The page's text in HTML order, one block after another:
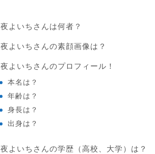
夜よいちさんは何者？
夜よいちさんの素顔画像は？
夜よいちさんのプロフィール！
本名は？
年齢は？
身長は？
出身は？
夜よいちさんの学歴（高校、大学）は？